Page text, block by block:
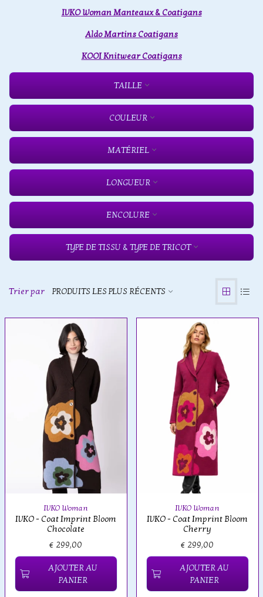
IVKO Woman Manteaux & Coatigans
Aldo Martins Coatigans
KOOI Knitwear Coatigans
TAILLE
COULEUR
MATÉRIEL
LONGUEUR
ENCOLURE
TYPE DE TISSU & TYPE DE TRICOT
Trier par PRODUITS LES PLUS RÉCENTS
IVKO Woman
IVKO - Coat Imprint Bloom
Chocolate
€ 299,00
AJOUTER AU
PANIER
IVKO Woman
IVKO - Coat Imprint Bloom
Cherry
€ 299,00
AJOUTER AU
PANIER